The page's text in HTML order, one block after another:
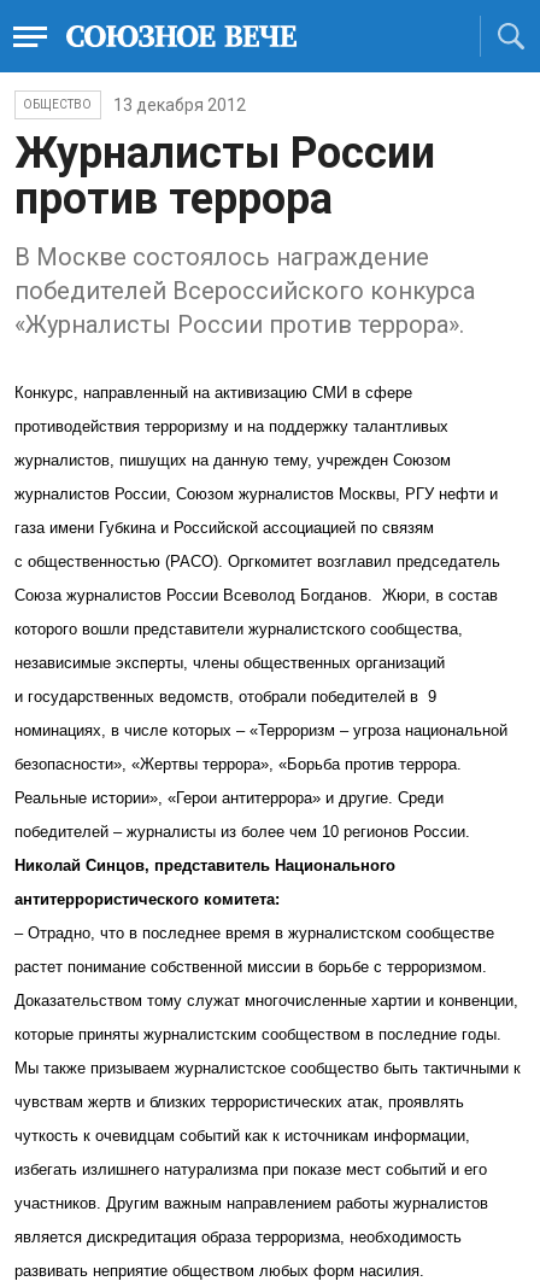
ОБЩЕСТВО 13 декабря 2012
Журналисты России
против террора
В Москве состоялось награждение
победителей Всероссийского конкурса
«Журналисты России против террора».
Конкурс, направленный на активизацию СМИ в сфере
противодействия терроризму и на поддержку талантливых
журналистов, пишущих на данную тему, учрежден Союзом
журналистов России, Союзом журналистов Москвы, РГУ нефти и
газа имени Губкина и Российской ассоциацией по связям
с общественностью (РАСО). Оргкомитет возглавил председатель
Союза журналистов России Всеволод Богданов. Жюри, в состав
которого вошли представители журналистского сообщества,
независимые эксперты, члены общественных организаций
и государственных ведомств, отобрали победителей в 9
номинациях, в числе которых – «Терроризм – угроза национальной
безопасности», «Жертвы террора», «Борьба против террора.
Реальные истории», «Герои антитеррора» и другие. Среди
победителей – журналисты из более чем 10 регионов России.
Николай Синцов, представитель Национального
антитеррористического комитета:
– Отрадно, что в последнее время в журналистском сообществе
растет понимание собственной миссии в борьбе с терроризмом.
Доказательством тому служат многочисленные хартии и конвенции,
которые приняты журналистским сообществом в последние годы.
Мы также призываем журналистское сообщество быть тактичными к
чувствам жертв и близких террористических атак, проявлять
чуткость к очевидцам событий как к источникам информации,
избегать излишнего натурализма при показе мест событий и его
участников. Другим важным направлением работы журналистов
является дискредитация образа терроризма, необходимость
развивать неприятие обществом любых форм насилия.